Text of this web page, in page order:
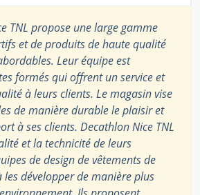
TNL propose une large gamme
et de produits de haute qualité
Leur équipe est
formés qui offrent un service et
à leurs clients. Le magasin vise
de manière durable le plaisir et
à ses clients. Decathlon Nice TNL
et la technicité de leurs
de design de vêtements de
les développer de manière plus